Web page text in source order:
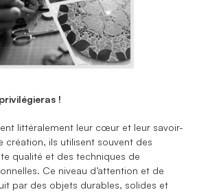
!
littéralement leur cœur et leur savoir-
création, ils utilisent souvent des
qualité et des techniques de
Ce niveau d’attention et de
par des objets durables, solides et